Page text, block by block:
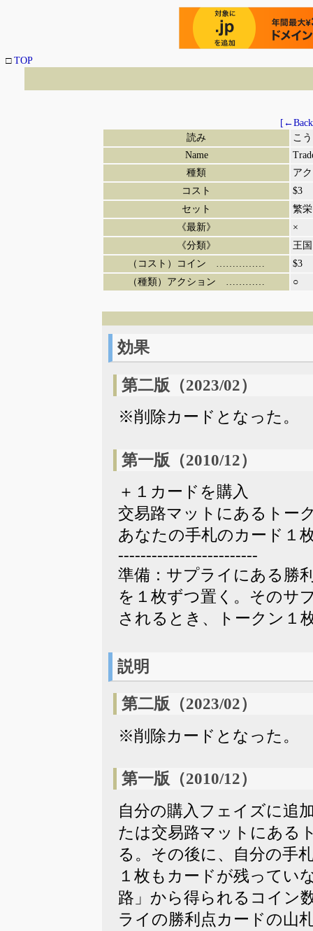
□ TOP
読み
こ
Name
種類
ア
コスト
$3
セット
繁栄
《最新》
×
《分類》
王
（コスト）コイン ……………
$3
（種類）アクション …………
○
効果
第二版（2023/02）
※削除カードとなった。
第一版（2010/12）
＋１カードを購入
交易路マットにあるトー
あなたの手札のカード１
-------------------------
準備：サプライにある勝
を１枚ずつ置く。そのサ
されるとき、トークン１
説明
第二版（2023/02）
※削除カードとなった。
第一版（2010/12）
自分の購入フェイズに追
たは交易路マットにある
る。その後に、自分の手
１枚もカードが残ってい
路」から得られるコイン
ライの勝利点カードの山